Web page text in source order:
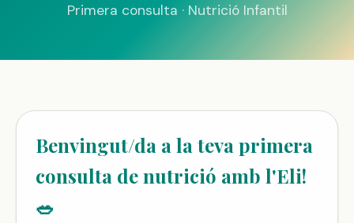
Primera consulta · Nutrició Infantil
Benvingut/da a la teva primera
consulta de nutrició amb l'Eli!
🥗